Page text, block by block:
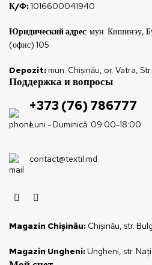
К/Ф:1016600041940
Юридический адрес: мун. Кишинэу,
(офис) 105
Depozit:mun. Chișinău, or. Vatra,
Поддержка и вопросы
+373 (76) 786777
Luni - Duminică: 09:00-18:00
contact@textil.md
Magazin Chișinău: Chișinău, str.
Magazin Ungheni:Ungheni, str.